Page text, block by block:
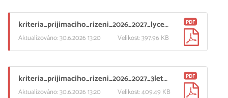
kriteria_prijimaciho_rizeni_2026_2027_lyceum_3_kolo.pdf
Aktualizováno: 30.6.2026 13:20 Velikost: 397.96 KB
PDF
kriteria_prijimaciho_rizeni_2026_2027_3lete_obory_3_kolo.pdf
Aktualizováno: 30.6.2026 13:20 Velikost: 409.49 KB
PDF